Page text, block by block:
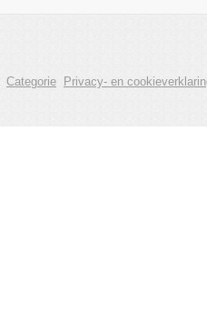
Categorie Privacy- en